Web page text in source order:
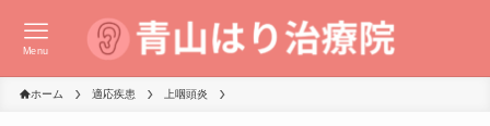
Menu
ホーム 適応疾患 上咽頭炎